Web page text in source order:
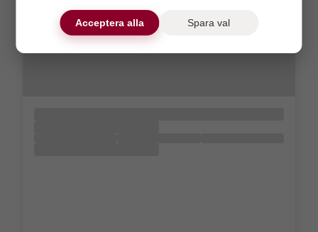
Acceptera alla Spara val